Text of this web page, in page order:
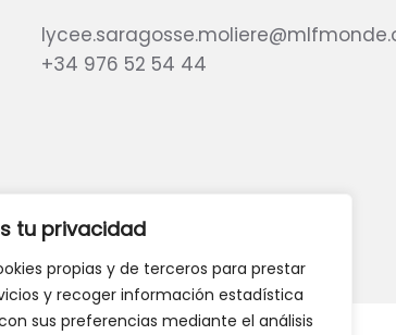
tu privacidad
propias y de terceros para prestar
y recoger información estadística
sus preferencias mediante el análisis
+34 976 52 54 44